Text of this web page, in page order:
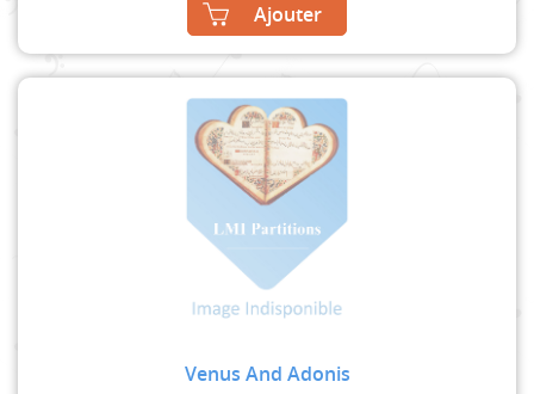
Ajouter
Venus And Adonis